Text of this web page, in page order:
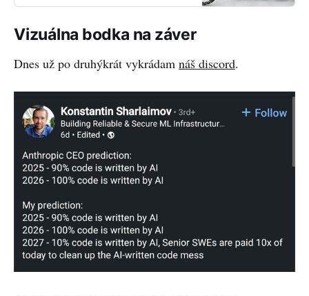
Vizuálna bodka na záver
Dnes už po druhýkrát vykrádam náš discord.